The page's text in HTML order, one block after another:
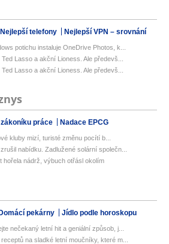
Nejlepší telefony Nejlepší VPN – srovnání
potichu instaluje OneDrive Photos, k...
Lasso a akční Lioness. Ale předevš...
Lasso a akční Lioness. Ale předevš...
práce Nadace EPCG
kluby mizí, turisté změnu pocítí b...
nabídku. Zadlužené solární společn...
hořela nádrž, výbuch otřásl okolím
pekárny Jídlo podle horoskopu
nečekaný letní hit a geniální způsob, j...
na sladké letní moučníky, které m...